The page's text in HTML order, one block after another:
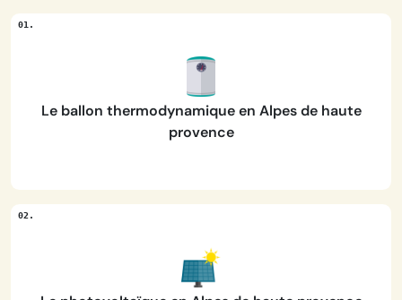
Le ballon thermodynamique en Alpes de haute
provence